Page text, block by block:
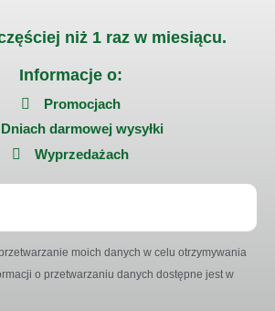
niż 1 raz w miesiącu.
Informacje o:
Promocjach
Dniach darmowej wysyłki
Wyprzedażach
moich danych w celu otrzymywania
o przetwarzaniu danych dostępne jest w